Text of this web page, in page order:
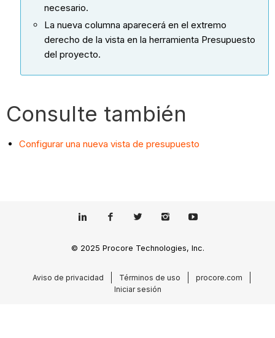
necesario.
La nueva columna aparecerá en el extremo
derecho de la vista en la herramienta Presupuesto
del proyecto.
Consulte también
Configurar una nueva vista de presupuesto
© 2025 Procore Technologies, Inc.
Aviso de privacidad Términos de uso
procore.com
Iniciar sesión